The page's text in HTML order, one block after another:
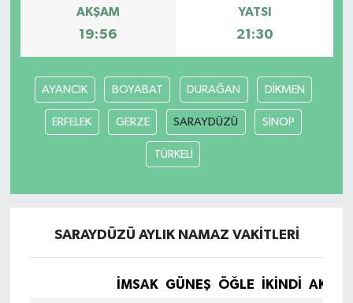
AKŞAM
19:56
YATSI
21:30
AYANCIK BOYABAT DURAĞAN DİKMEN
ERFELEK GERZE SARAYDÜZÜ SİNOP
TÜRKELİ
SARAYDÜZÜ AYLIK NAMAZ VAKITLERI
İMSAK GÜNEŞ ÖĞLE İKINDI